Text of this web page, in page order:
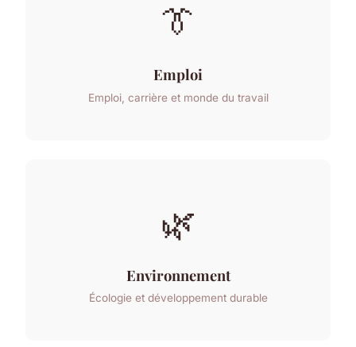
👔
Emploi
Emploi, carrière et monde du travail
🌿
Environnement
Écologie et développement durable